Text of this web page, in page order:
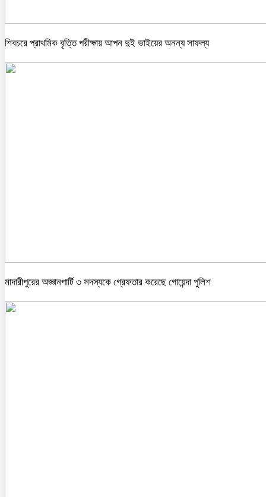
শিবচরে প্রাথমিক বৃত্তি পরীক্ষায় আপন দুই ভাইয়ের অনন্য সাফল্য
মাদারীপুরের অজ্ঞানপার্টি ৩ সদস্যকে গ্রেফতার করেছে গোয়েন্দা পুলিশ